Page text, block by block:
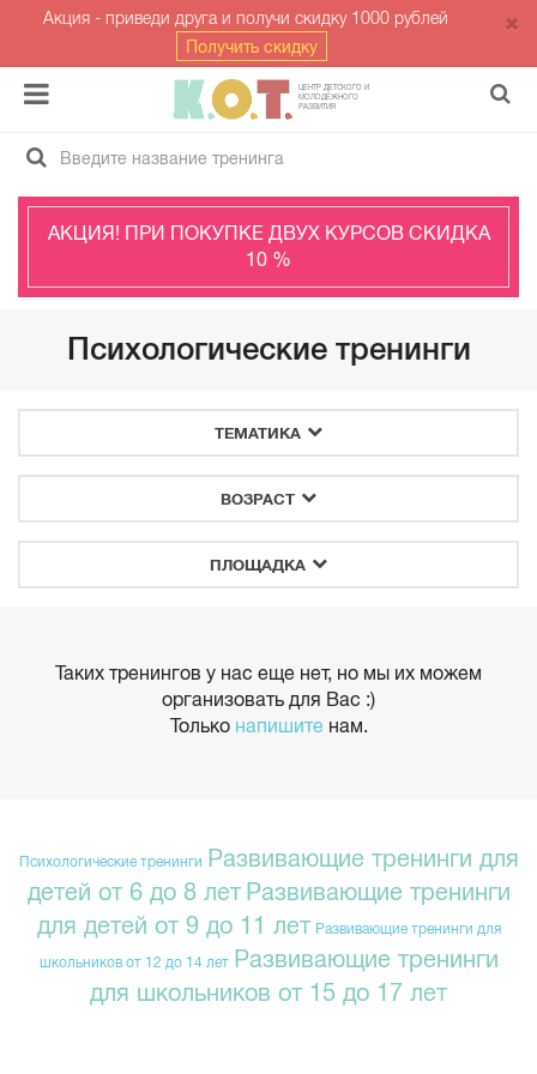
Акция - приведи друга и получи скидку 1000 рублей
Получить скидку
ЦЕНТР ДЕТСКОГО И
МОЛОДЁЖНОГО
РАЗВИТИЯ
АКЦИЯ! ПРИ ПОКУПКЕ ДВУХ КУРСОВ СКИДКА
10 %
Психологические тренинги
ТЕМАТИКА
ВОЗРАСТ
ПЛОЩАДКА
Таких тренингов у нас еще нет, но мы их можем
организовать для Вас :)
Только напишите нам.
Психологические тренинги Развивающие тренинги для
детей от 6 до 8 лет Развивающие тренинги
для детей от 9 до 11 лет Развивающие тренинги для
школьников от 12 до 14 лет Развивающие тренинги
для школьников от 15 до 17 лет